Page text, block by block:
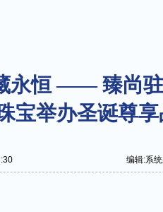
永恒 —— 臻尚
宝举办圣诞尊
编辑:系